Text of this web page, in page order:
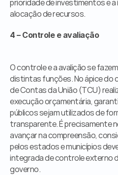
prioridade de investimentos e a
alocação de recursos.
4 – Controle e avaliação
O controle e a avalição se
distintas funções. No ápice do
de Contas da União (TCU)
execução orçamentária,
públicos sejam utilizados de
transparente. É precisamente
avançar na compreensão,
pelos estados e municípios
integrada de controle externo
governo.